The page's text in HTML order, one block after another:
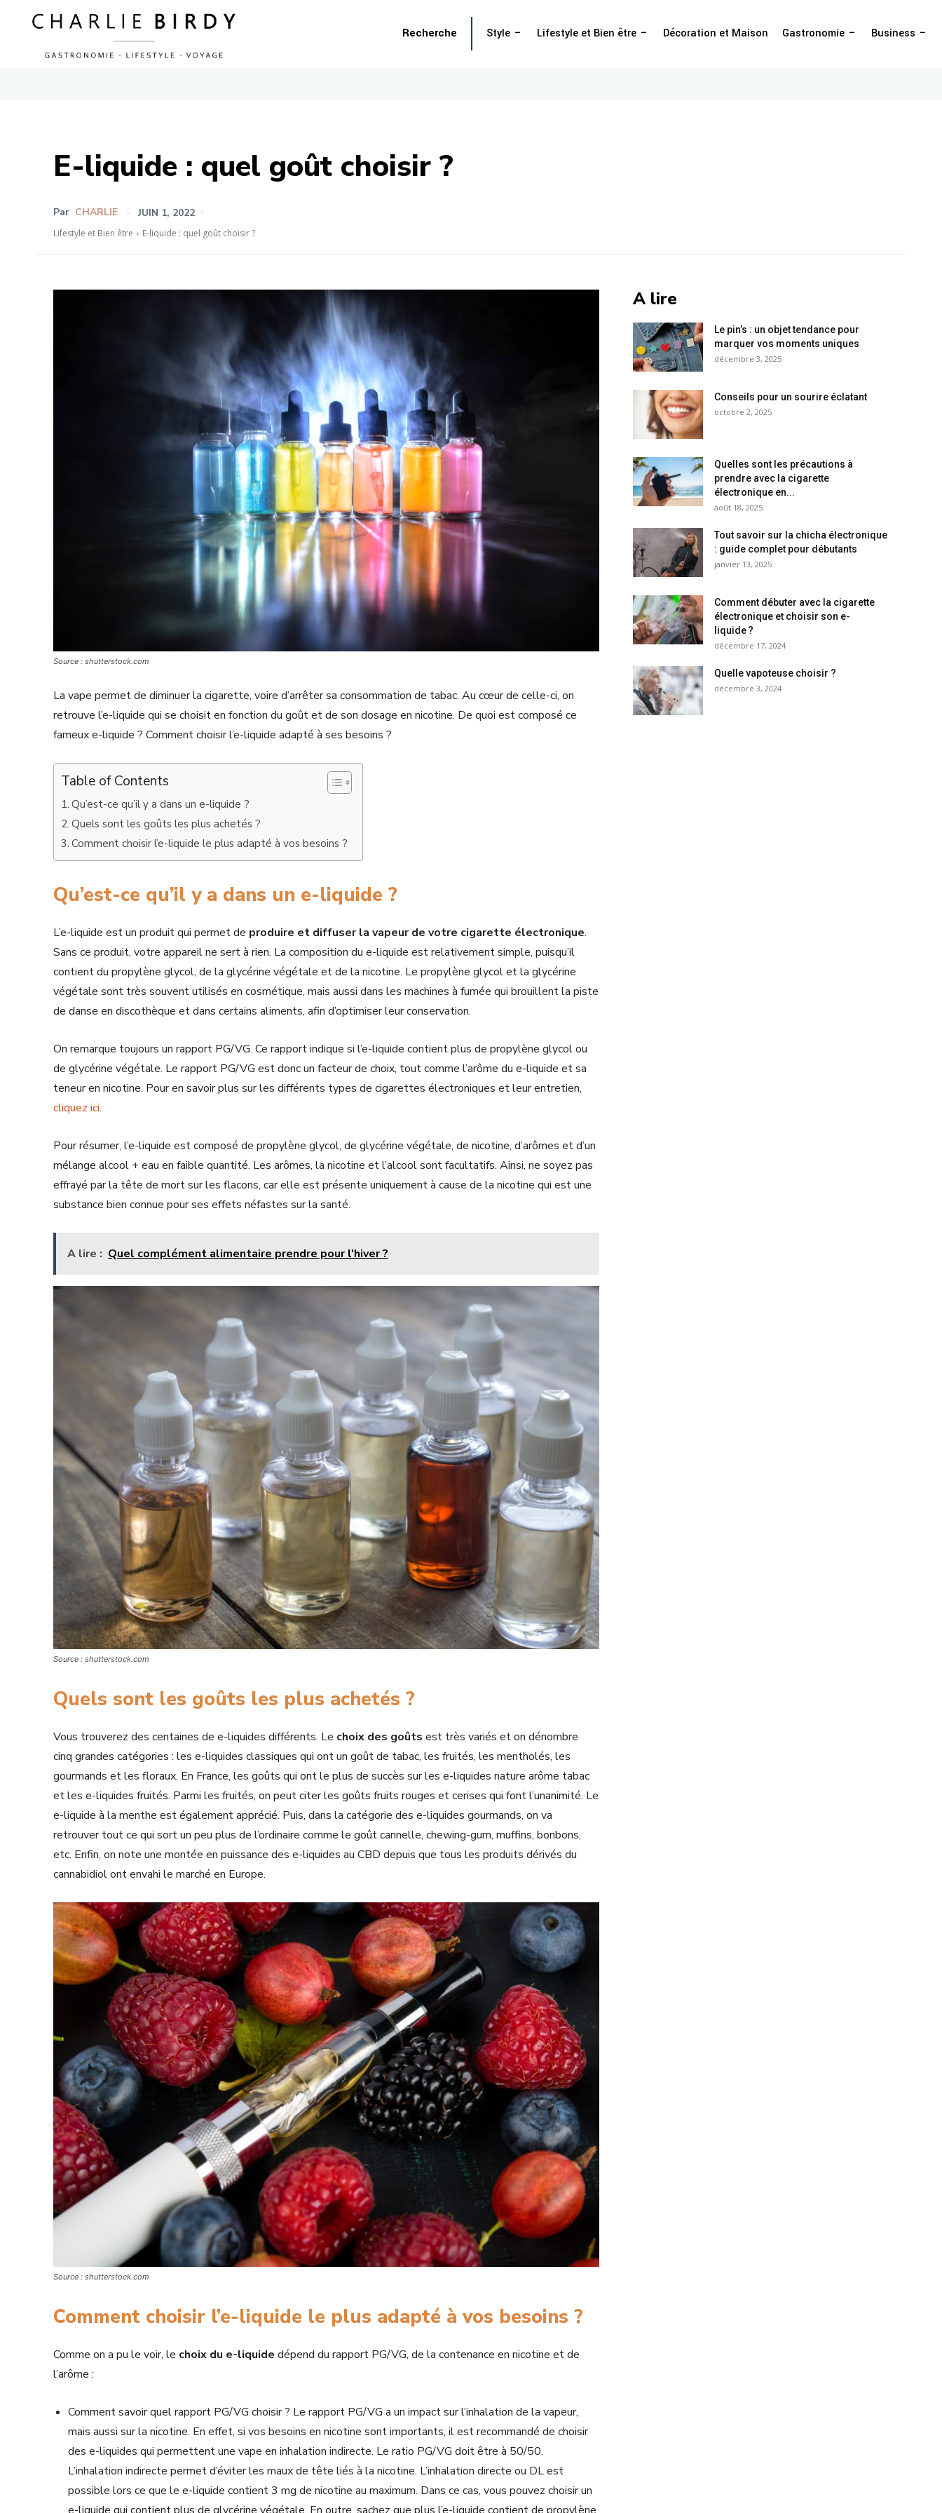
Style Lifestyle et Bien être Décoration et Maison Gastronomie Business
Recherche
E-liquide : quel goût choisir ?
Par CHARLIE JUIN 1, 2022
Lifestyle et Bien être E-liquide : quel goût choisir ?
Source : shutterstock.com
La vape permet de diminuer la cigarette, voire d’arrêter sa consommation de tabac. Au cœur de celle-ci, on
retrouve l’e-liquide qui se choisit en fonction du goût et de son dosage en nicotine. De quoi est composé ce
fameux e-liquide ? Comment choisir l’e-liquide adapté à ses besoins ?
Table of Contents
Qu’est-ce qu’il y a dans un e-liquide ?
Quels sont les goûts les plus achetés ?
Comment choisir l’e-liquide le plus adapté à vos besoins ?
Qu’est-ce qu’il y a dans un e-liquide ?
L’e-liquide est un produit qui permet de produire et diffuser la vapeur de votre cigarette électronique.
Sans ce produit, votre appareil ne sert à rien. La composition du e-liquide est relativement simple, puisqu’il
contient du propylène glycol, de la glycérine végétale et de la nicotine. Le propylène glycol et la glycérine
végétale sont très souvent utilisés en cosmétique, mais aussi dans les machines à fumée qui brouillent la piste
de danse en discothèque et dans certains aliments, afin d’optimiser leur conservation.
On remarque toujours un rapport PG/VG. Ce rapport indique si l’e-liquide contient plus de propylène glycol ou
de glycérine végétale. Le rapport PG/VG est donc un facteur de choix, tout comme l’arôme du e-liquide et sa
teneur en nicotine. Pour en savoir plus sur les différents types de cigarettes électroniques et leur entretien,
cliquez ici.
Pour résumer, l’e-liquide est composé de propylène glycol, de glycérine végétale, de nicotine, d’arômes et d’un
mélange alcool + eau en faible quantité. Les arômes, la nicotine et l’alcool sont facultatifs. Ainsi, ne soyez pas
effrayé par la tête de mort sur les flacons, car elle est présente uniquement à cause de la nicotine qui est une
substance bien connue pour ses effets néfastes sur la santé.
A lire : Quel complément alimentaire prendre pour l'hiver ?
Source : shutterstock.com
Quels sont les goûts les plus achetés ?
Vous trouverez des centaines de e-liquides différents. Le choix des goûts est très variés et on dénombre
cinq grandes catégories : les e-liquides classiques qui ont un goût de tabac, les fruités, les mentholés, les
gourmands et les floraux. En France, les goûts qui ont le plus de succès sur les e-liquides nature arôme tabac
et les e-liquides fruités. Parmi les fruités, on peut citer les goûts fruits rouges et cerises qui font l’unanimité. Le
e-liquide à la menthe est également apprécié. Puis, dans la catégorie des e-liquides gourmands, on va
retrouver tout ce qui sort un peu plus de l’ordinaire comme le goût cannelle, chewing-gum, muffins, bonbons,
etc. Enfin, on note une montée en puissance des e-liquides au CBD depuis que tous les produits dérivés du
cannabidiol ont envahi le marché en Europe.
Source : shutterstock.com
Comment choisir l’e-liquide le plus adapté à vos besoins ?
Comme on a pu le voir, le choix du e-liquide dépend du rapport PG/VG, de la contenance en nicotine et de
l’arôme :
Comment savoir quel rapport PG/VG choisir ? Le rapport PG/VG a un impact sur l’inhalation de la vapeur,
mais aussi sur la nicotine. En effet, si vos besoins en nicotine sont importants, il est recommandé de choisir
des e-liquides qui permettent une vape en inhalation indirecte. Le ratio PG/VG doit être à 50/50.
L’inhalation indirecte permet d’éviter les maux de tête liés à la nicotine. L’inhalation directe ou DL est
possible lors ce que le e-liquide contient 3 mg de nicotine au maximum. Dans ce cas, vous pouvez choisir un
A lire
Le pin’s : un objet tendance pour
marquer vos moments uniques
décembre 3, 2025
Conseils pour un sourire éclatant
octobre 2, 2025
Quelles sont les précautions à
prendre avec la cigarette
électronique en...
août 18, 2025
Tout savoir sur la chicha électronique
: guide complet pour débutants
janvier 13, 2025
Comment débuter avec la cigarette
électronique et choisir son e-
liquide ?
décembre 17, 2024
Quelle vapoteuse choisir ?
décembre 3, 2024